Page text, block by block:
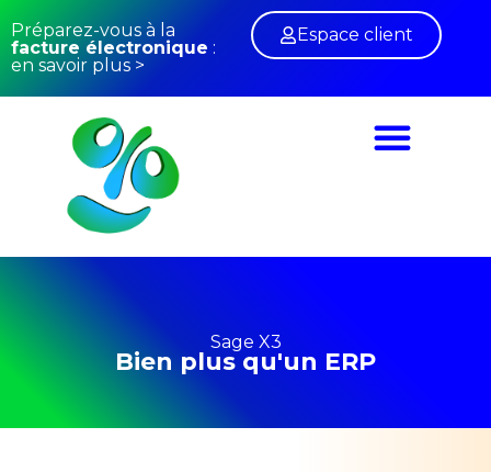
Préparez-vous à la
facture électronique :
en savoir plus >
Espace client
Sage X3
Bien plus qu'un ERP